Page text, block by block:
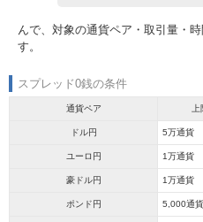
んで、対象の通貨ペア・取引量・
す。
スプレッド0銭の条件
通貨ペア 上
ドル円 5万通貨
ユーロ円 1万通貨
豪ドル円 1万通貨
ポンド円 5,000通貨